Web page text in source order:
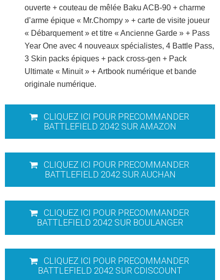
ouverte + couteau de mêlée Baku ACB-90 + charme
d’arme épique « Mr.Chompy » + carte de visite joueur
« Débarquement » et titre « Ancienne Garde » + Pass
Year One avec 4 nouveaux spécialistes, 4 Battle Pass,
3 Skin packs épiques + pack cross-gen + Pack
Ultimate « Minuit » + Artbook numérique et bande
originale numérique.
CLIQUEZ ICI POUR PRECOMMANDER
BATTLEFIELD 2042 SUR AMAZON
CLIQUEZ ICI POUR PRECOMMANDER
BATTLEFIELD 2042 SUR AUCHAN
CLIQUEZ ICI POUR PRECOMMANDER
BATTLEFIELD 2042 SUR BOULANGER
CLIQUEZ ICI POUR PRECOMMANDER
BATTLEFIELD 2042 SUR CDISCOUNT